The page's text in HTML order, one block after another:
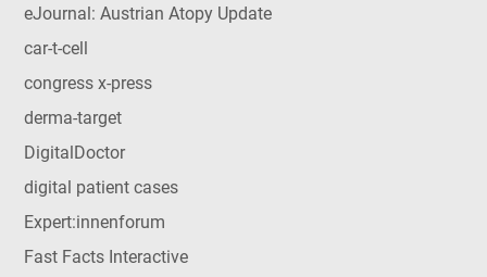
eJournal: Austrian Atopy Update
car-t-cell
congress x-press
derma-target
DigitalDoctor
digital patient cases
Expert:innenforum
Fast Facts Interactive